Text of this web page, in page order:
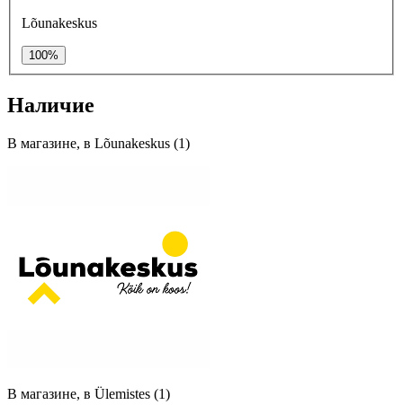
Lõunakeskus
100%
Наличие
В магазине, в Lõunakeskus (1)
В магазине, в Ülemistes (1)